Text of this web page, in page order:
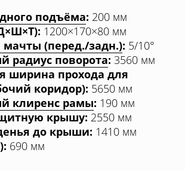
подъёма: 200 мм
1200×170×80 мм
мачты (перед./задн.): 5/10°
радиус поворота: 3560 мм
ширина прохода для
коридор): 5650 мм
клиренс рамы: 190 мм
крышу: 2550 мм
до крыши: 1410 мм
690 мм